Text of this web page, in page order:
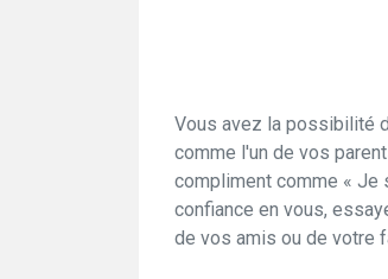
Vous avez la possibilité
comme l'un de vos
compliment comme « Je
confiance en vous,
de vos amis ou de votre